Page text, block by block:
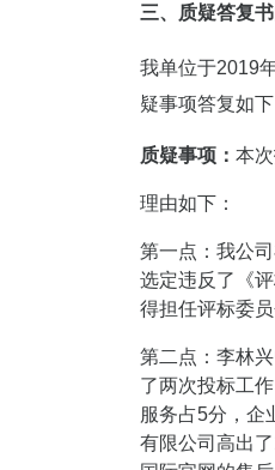
三、质疑答复书
我单位于2019
疑事项答复如下
质疑事项： 本
理由如下：
第一点：我公
选定违反了《
得担任评标委员
第二点：李林
了两次投标工
服务占5分，企
有限公司高出